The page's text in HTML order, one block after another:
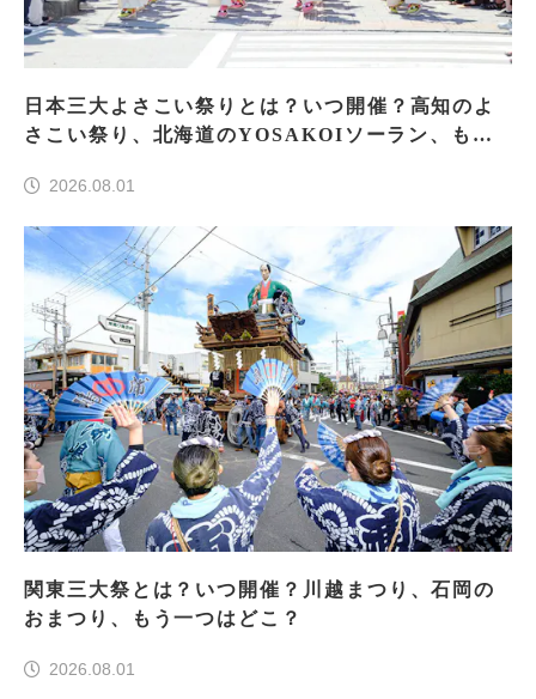
日本三大よさこい祭りとは？いつ開催？高知のよ
さこい祭り、北海道のYOSAKOIソーラン、もう
2026.08.01
関東三大祭とは？いつ開催？川越まつり、石岡の
おまつり、もう一つはどこ？
2026.08.01